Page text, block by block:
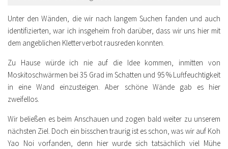
Unter den Wänden, die wir nach langem Suchen fanden und auch
identifizierten, war ich insgeheim froh darüber, dass wir uns hier mit
dem angeblichen Kletterverbot rausreden konnten.
Zu Hause würde ich nie auf die Idee kommen, inmitten von
Moskitoschwärmen bei 35 Grad im Schatten und 95 % Luftfeuchtigkeit
in eine Wand einzusteigen. Aber schöne Wände gab es hier
zweifellos.
Wir beließen es beim Anschauen und zogen bald weiter zu unserem
nächsten Ziel. Doch ein bisschen traurig ist es schon, was wir auf Koh
Yao Noi vorfanden, denn hier wurde sich tatsächlich viel Mühe